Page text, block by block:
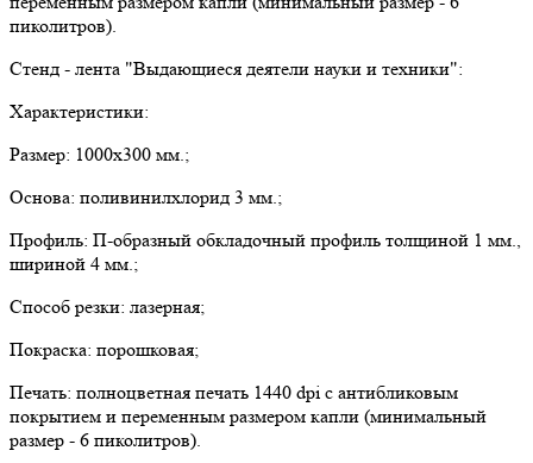
пиколитров).
Стенд - лента "Выдающиеся деятели науки и техники":
Характеристики:
Размер: 1000х300 мм.;
Основа: поливинилхлорид 3 мм.;
Профиль: П-образный обкладочный профиль толщиной 1 мм.,
шириной 4 мм.;
Способ резки: лазерная;
Покраска: порошковая;
Печать: полноцветная печать 1440 dpi с антибликовым
покрытием и переменным размером капли (минимальный
размер - 6 пиколитров).